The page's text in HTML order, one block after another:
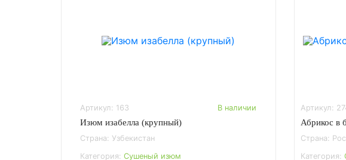
Артикул: 163 В наличии
Изюм изабелла (крупный)
Страна: Узбекистан
Категория:Сушеный изюм
Артикул:
Абрикос в
Страна:
Категория: